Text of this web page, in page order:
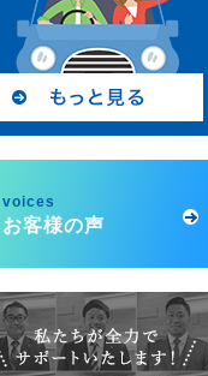
voices
お客様の声